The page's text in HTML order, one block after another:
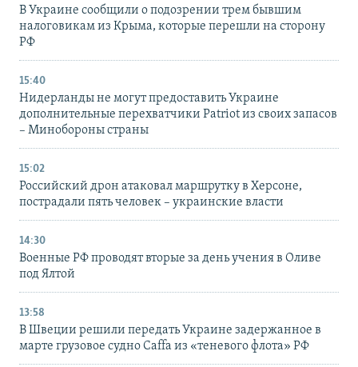
В Украине сообщили о подозрении трем бывшим
налоговикам из Крыма, которые перешли на сторону
РФ
15:40
Нидерланды не могут предоставить Украине
дополнительные перехватчики Patriot из своих запасов
– Минобороны страны
15:02
Российский дрон атаковал маршрутку в Херсоне,
пострадали пять человек – украинские власти
14:30
Военные РФ проводят вторые за день учения в Оливе
под Ялтой
13:58
В Швеции решили передать Украине задержанное в
марте грузовое судно Caffa из «теневого флота» РФ